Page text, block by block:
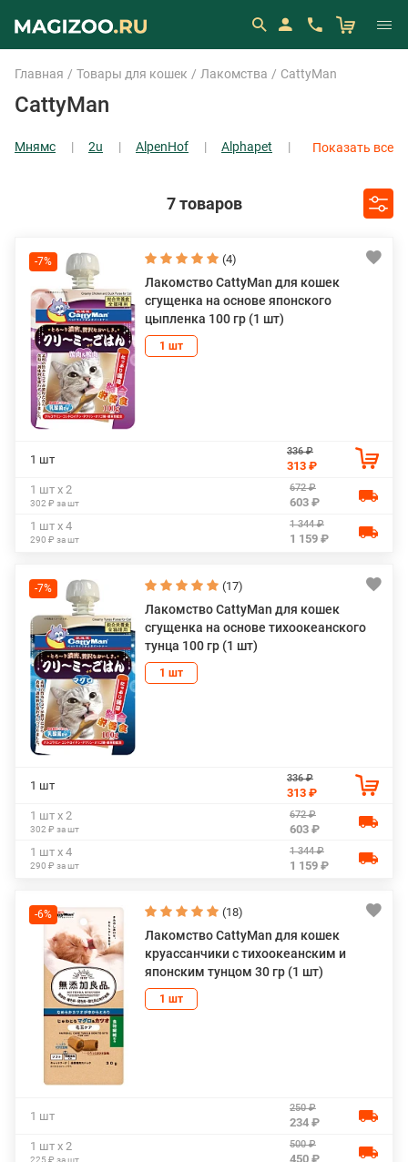
Главная Товары для кошек Лакомства CattyMan
CattyMan
Мнямс 2u AlpenHof
Alphapet
Показать все
7 товаров
-7% (4)
Лакомство CattyMan для кошек
сгущенка на основе японского
цыпленка 100 гр (1 шт)
1 шт
1 шт
336 ₽
313 ₽
1 шт х 2
302 ₽ за шт
672 ₽
603 ₽
1 шт х 4
290 ₽ за шт
1 344 ₽
1 159 ₽
-7% (17)
Лакомство CattyMan для кошек
сгущенка на основе тихоокеанского
тунца 100 гр (1 шт)
1 шт
1 шт
336 ₽
313 ₽
1 шт х 2
302 ₽ за шт
672 ₽
603 ₽
1 шт х 4
290 ₽ за шт
1 344 ₽
1 159 ₽
-6% (18)
Лакомство CattyMan для кошек
круассанчики с тихоокеанским и
японским тунцом 30 гр (1 шт)
1 шт
1 шт
250 ₽
234 ₽
1 шт х 2
225 ₽ за шт
500 ₽
450 ₽